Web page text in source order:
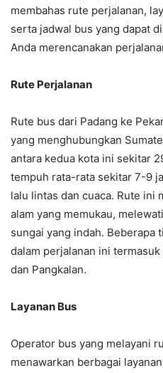
membahas rute perjalanan,
serta jadwal bus yang dapat
Anda merencanakan
Rute Perjalanan
Rute bus dari Padang ke
yang menghubungkan
antara kedua kota ini sekitar
tempuh rata-rata sekitar 7-9
lalu lintas dan cuaca. Rute ini
alam yang memukau,
sungai yang indah. Beberapa
dalam perjalanan ini
dan Pangkalan.
Layanan Bus
Operator bus yang melayani
menawarkan berbagai